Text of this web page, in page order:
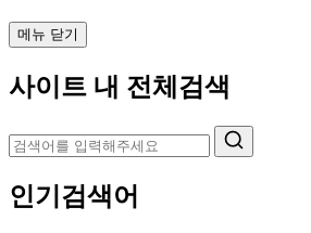
메뉴 닫기
사이트 내 전체검색
인기검색어